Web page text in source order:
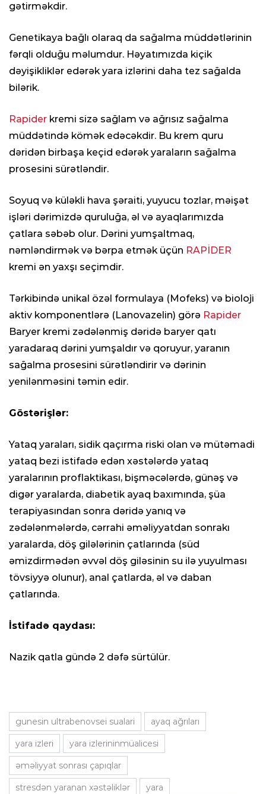
gətirməkdir.
Genetikaya bağlı olaraq da sağalma müddətlərinin
fərqli olduğu məlumdur. Həyatımızda kiçik
dəyişikliklər edərək yara izlərini daha tez sağalda
bilərik.
Rapider kremi sizə sağlam və ağrısız sağalma
müddətində kömək edəcəkdir. Bu krem quru
dəridən birbaşa keçid edərək yaraların sağalma
prosesini sürətləndir.
Soyuq və küləkli hava şəraiti, yuyucu tozlar, məişət
işləri dərimizdə quruluğa, əl və ayaqlarımızda
çatlara səbəb olur. Dərini yumşaltmaq,
nəmləndirmək və bərpa etmək üçün RAPİDER
kremi ən yaxşı seçimdir.
Tərkibində unikal özəl formulaya (Mofeks) və bioloji
aktiv komponentlərə (Lanovazelin) görə Rapider
Baryer kremi zədələnmiş dəridə baryer qatı
yaradaraq dərini yumşaldır və qoruyur, yaranın
sağalma prosesini sürətləndirir və dərinin
yenilənməsini təmin edir.
Göstərişlər:
Yataq yaraları, sidik qaçırma riski olan və mütəmadi
yataq bezi istifadə edən xəstələrdə yataq
yaralarının proflaktikası, bişməcələrdə, günəş və
digər yaralarda, diabetik ayaq baxımında, şüa
terapiyasından sonra dəridə yanıq və
zədələnmələrdə, cərrahi əməliyyatdan sonrakı
yaralarda, döş gilələrinin çatlarında (süd
əmizdirmədən əvvəl döş giləsinin su ilə yuyulması
tövsiyyə olunur), anal çatlarda, əl və daban
çatlarında.
İstifadə qaydası:
Nazik qatla gündə 2 dəfə sürtülür.
gunesin ultrabenovsei sualari ayaq ağrıları
yara izleri yara izlerininmüalicesi
əməliyyat sonrası çapıqlar
stresdən yaranan xəstəliklər yara